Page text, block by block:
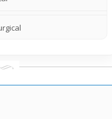
sans sacrifier le
et occasions, il